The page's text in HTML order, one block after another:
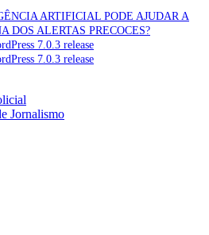
ARTIFICIAL PODE AJUDAR A
DOS ALERTAS PRECOCES?
7.0.3 release
7.0.3 release
Jornalismo